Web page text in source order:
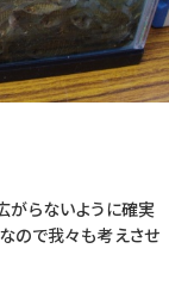
がらないように確実
ので我々も考えさせ